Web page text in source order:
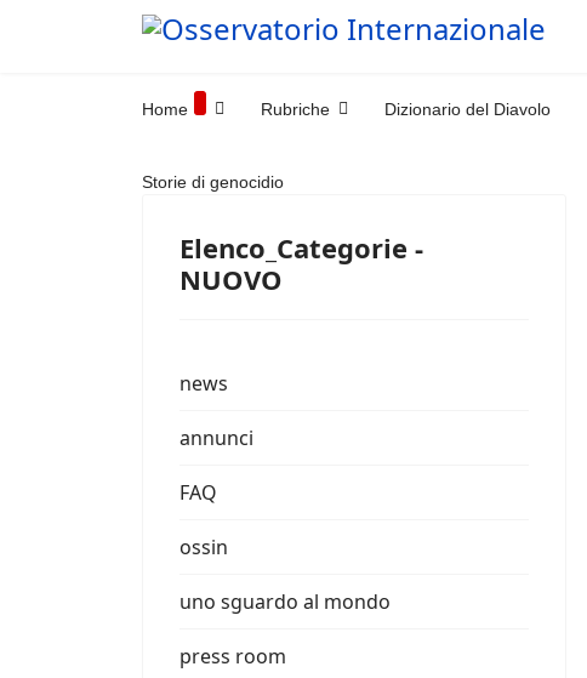
Home Rubriche Dizionario del Diavolo
Storie di genocidio
Elenco_Categorie -
NUOVO
news
annunci
FAQ
ossin
uno sguardo al mondo
press room